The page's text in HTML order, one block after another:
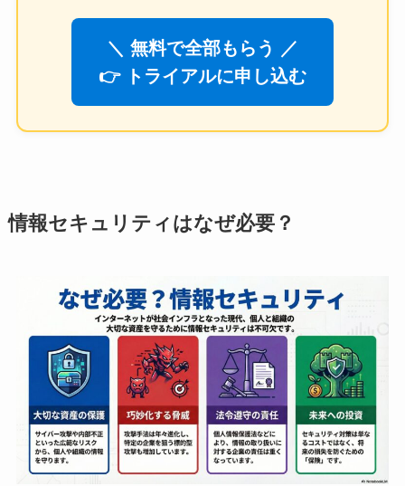
＼ 無料で全部もらう ／
👉 トライアルに申し込む
情報セキュリティはなぜ必要？